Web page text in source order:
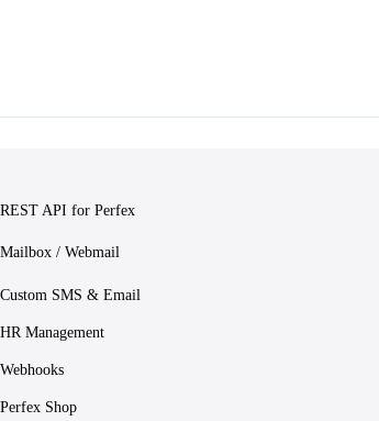
REST API for Perfex
Mailbox / Webmail
Custom SMS & Email
HR Management
Webhooks
Perfex Shop